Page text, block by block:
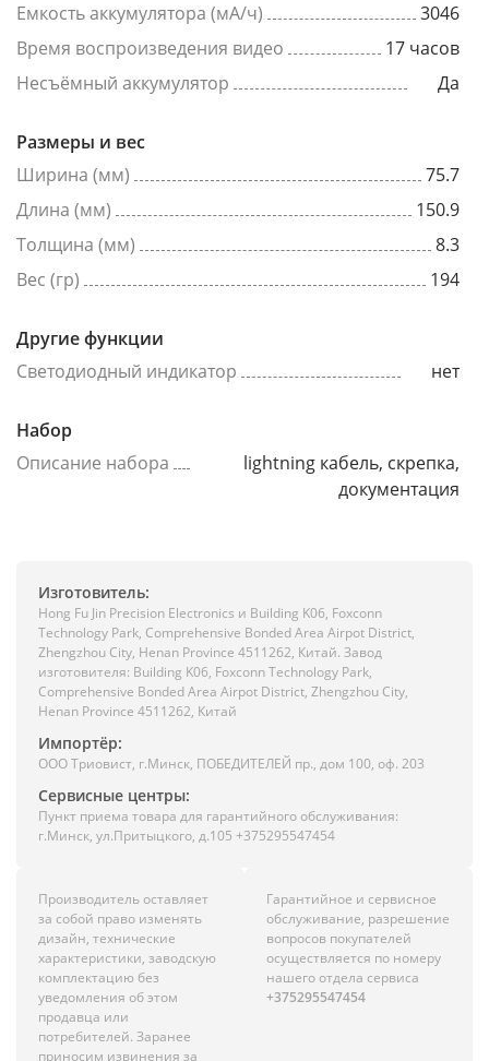
Емкость аккумулятора (мА/ч)
3046
Время воспроизведения видео
17 часов
Несъёмный аккумулятор
Да
Размеры и вес
Ширина (мм)
75.7
Длина (мм)
150.9
Толщина (мм)
8.3
Вес (гр)
194
Другие функции
Светодиодный индикатор
нет
Набор
Описание набора
lightning кабель, скрепка,
документация
Изготовитель:
Hong Fu Jin Precision Electronics и Building K06, Foxconn
Technology Park, Comprehensive Bonded Area Airpot District,
Zhengzhou City, Henan Province 4511262, Китай. Завод
изготовителя: Building K06, Foxconn Technology Park,
Comprehensive Bonded Area Airpot District, Zhengzhou City,
Henan Province 4511262, Китай
Импортёр:
ООО Триовист, г.Минск, ПОБЕДИТЕЛЕЙ пр., дом 100, оф. 203
Сервисные центры:
Пункт приема товара для гарантийного обслуживания:
г.Минск, ул.Притыцкого, д.105 +375295547454
Производитель оставляет
за собой право изменять
дизайн, технические
характеристики, заводскую
комплектацию без
уведомления об этом
продавца или
потребителей. Заранее
приносим извинения за
Гарантийное и сервисное
обслуживание, разрешение
вопросов покупателей
осуществляется по номеру
нашего отдела сервиса
+375295547454